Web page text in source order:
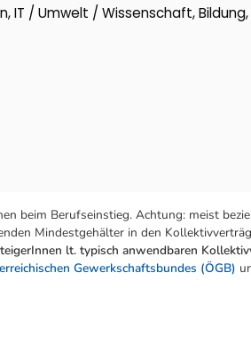
IT / Umwelt / Wissenschaft,
beim Berufseinstieg. Achtung: meist
Mindestgehälter in den
lt. typisch anwendbaren
Gewerkschaftsbundes (ÖGB)